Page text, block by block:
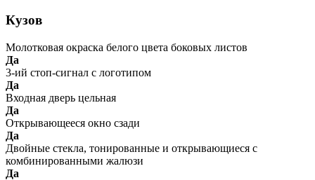
Кузов
Молотковая окраска белого цвета боковых листов
Да
3-ий стоп-сигнал с логотипом
Да
Входная дверь цельная
Да
Открывающееся окно сзади
Да
Двойные стекла, тонированные и открывающиеся с
комбинированными жалюзи
Да